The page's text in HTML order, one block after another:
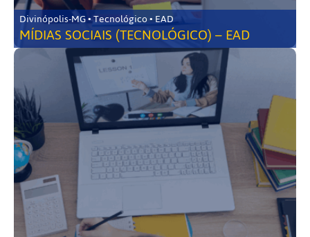
Divinópolis-MG • Tecnológico • EAD
MÍDIAS SOCIAIS (TECNOLÓGICO) – EAD